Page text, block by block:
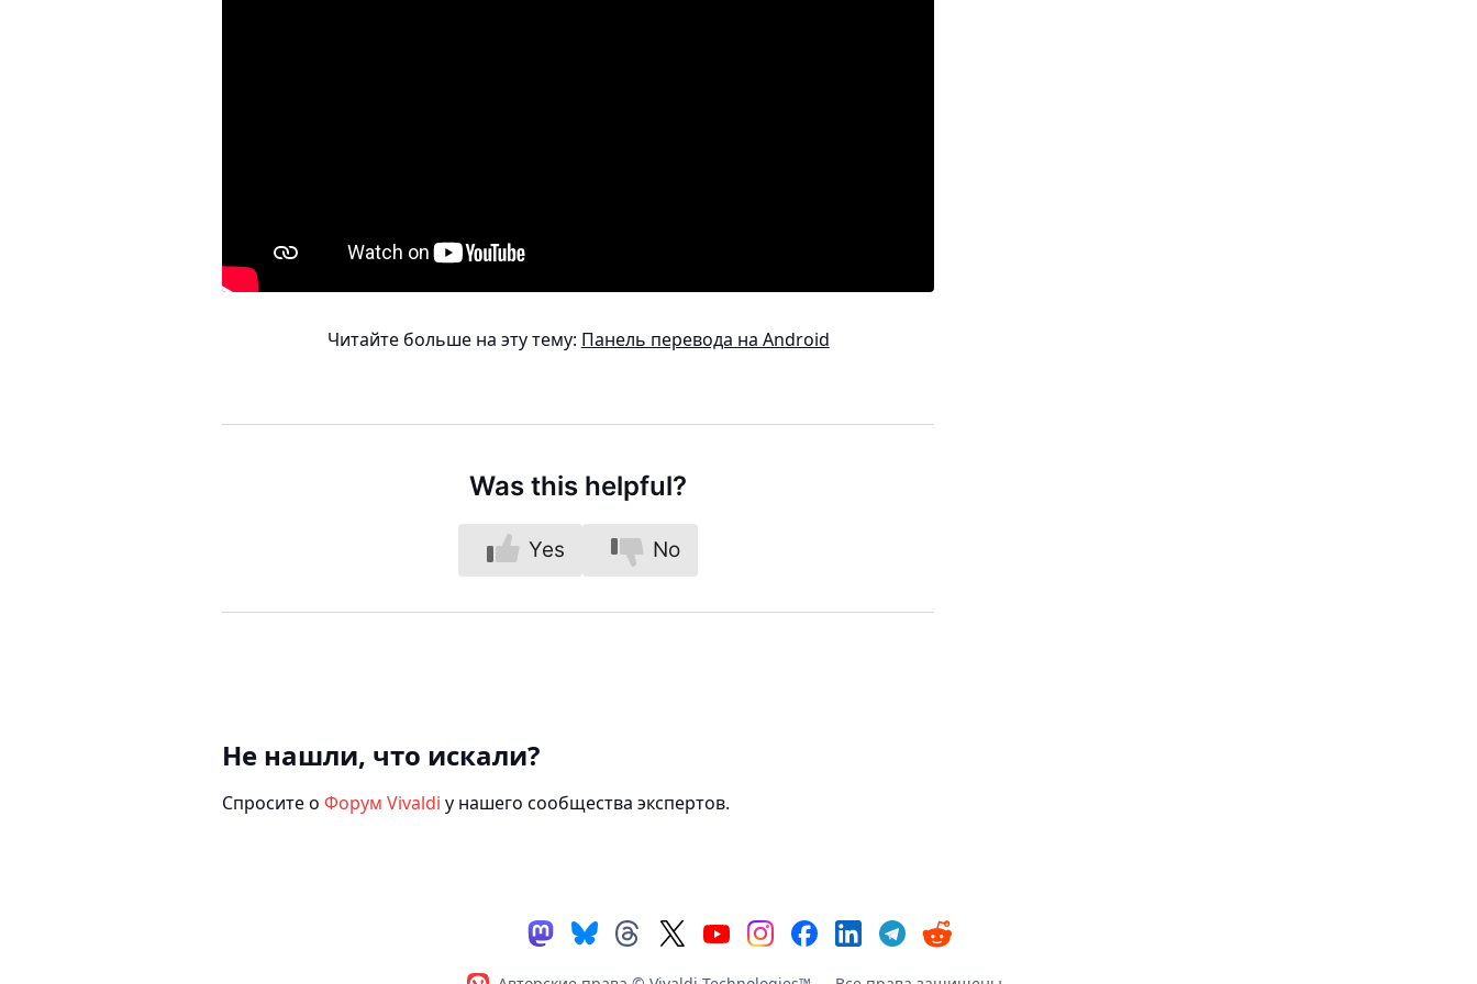
Читайте больше на эту тему: Панель перевода на Android
Was this helpful?
Yes No
Не нашли, что искали?
Спросите о Форум Vivaldi у нашего сообщества экспертов.